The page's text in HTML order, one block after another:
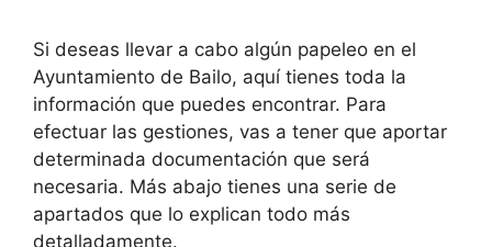
Si deseas llevar a cabo algún papeleo en el
Ayuntamiento de Bailo, aquí tienes toda la
información que puedes encontrar. Para
efectuar las gestiones, vas a tener que aportar
determinada documentación que será
necesaria. Más abajo tienes una serie de
apartados que lo explican todo más
detalladamente.